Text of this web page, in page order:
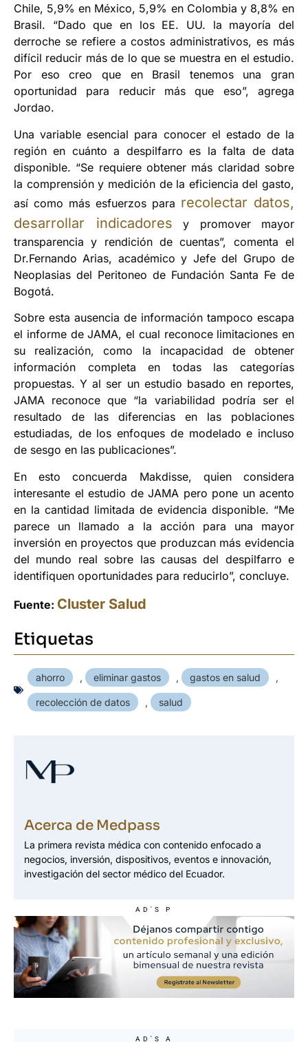
Chile, 5,9% en México, 5,9% en Colombia y 8,8% en
Brasil. “Dado que en los EE. UU. la mayoría del
derroche se refiere a costos administrativos, es más
difícil reducir más de lo que se muestra en el estudio.
Por eso creo que en Brasil tenemos una gran
oportunidad para reducir más que eso”, agrega
Jordao.
Una variable esencial para conocer el estado de la
región en cuánto a despilfarro es la falta de data
disponible. “Se requiere obtener más claridad sobre
la comprensión y medición de la eficiencia del gasto,
así como más esfuerzos para recolectar datos,
desarrollar indicadores y promover mayor
transparencia y rendición de cuentas”, comenta el
Dr.Fernando Arias, académico y Jefe del Grupo de
Neoplasias del Peritoneo de Fundación Santa Fe de
Bogotá.
Sobre esta ausencia de información tampoco escapa
el informe de JAMA, el cual reconoce limitaciones en
su realización, como la incapacidad de obtener
información completa en todas las categorías
propuestas. Y al ser un estudio basado en reportes,
JAMA reconoce que “la variabilidad podría ser el
resultado de las diferencias en las poblaciones
estudiadas, de los enfoques de modelado e incluso
de sesgo en las publicaciones”.
En esto concuerda Makdisse, quien considera
interesante el estudio de JAMA pero pone un acento
en la cantidad limitada de evidencia disponible. “Me
parece un llamado a la acción para una mayor
inversión en proyectos que produzcan más evidencia
del mundo real sobre las causas del despilfarro e
identifiquen oportunidades para reducirlo”, concluye.
Fuente: Cluster Salud
Etiquetas
ahorro , eliminar gastos , gastos en salud ,
recolección de datos , salud
Acerca de Medpass
La primera revista médica con contenido enfocado a
negocios, inversión, dispositivos, eventos e innovación,
investigación del sector médico del Ecuador.
AD'S P
AD'S A